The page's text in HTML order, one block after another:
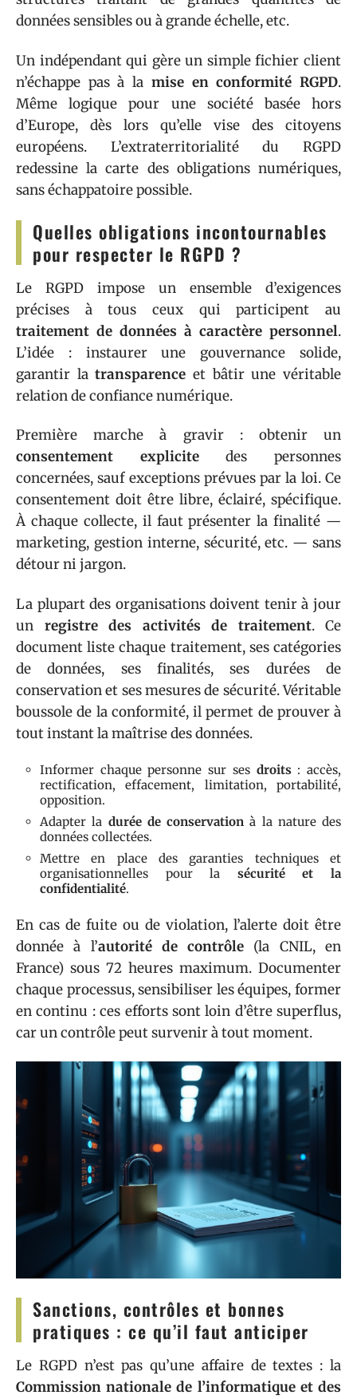
données sensibles ou à grande échelle, etc.
Un indépendant qui gère un simple fichier client
n’échappe pas à la mise en conformité RGPD.
Même logique pour une société basée hors
d’Europe, dès lors qu’elle vise des citoyens
européens. L’extraterritorialité du RGPD
redessine la carte des obligations numériques,
sans échappatoire possible.
Quelles obligations incontournables
pour respecter le RGPD ?
Le RGPD impose un ensemble d’exigences
précises à tous ceux qui participent au
traitement de données à caractère personnel.
L’idée : instaurer une gouvernance solide,
garantir latransparence et bâtir une véritable
relation de confiance numérique.
Première marche à gravir : obtenir un
consentement explicitedes personnes
concernées, sauf exceptions prévues par la loi. Ce
consentement doit être libre, éclairé, spécifique.
À chaque collecte, il faut présenter la finalité —
marketing, gestion interne, sécurité, etc. — sans
détour ni jargon.
La plupart des organisations doivent tenir à jour
un registre des activités de traitement. Ce
document liste chaque traitement, ses catégories
de données, ses finalités, ses durées de
conservation et ses mesures de sécurité. Véritable
boussole de la conformité, il permet de prouver à
tout instant la maîtrise des données.
Informer chaque personne sur ses droits: accès,
rectification, effacement, limitation, portabilité,
opposition.
Adapter la durée de conservation à la nature des
données collectées.
Mettre en place des garanties techniques et
organisationnelles pour la sécurité et la
confidentialité.
En cas de fuite ou de violation, l’alerte doit être
donnée à l’autorité de contrôle (la CNIL, en
France) sous 72 heures maximum. Documenter
chaque processus, sensibiliser les équipes, former
en continu : ces efforts sont loin d’être superflus,
car un contrôle peut survenir à tout moment.
Sanctions, contrôles et bonnes
pratiques : ce qu’il faut anticiper
Le RGPD n’est pas qu’une affaire de textes : la
Commission nationale de l’informatique et des